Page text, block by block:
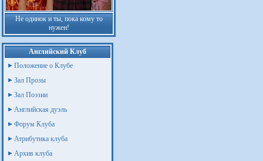
Не одинок и ты, пока кому то
нужен!
Английский Клуб
Положение о Клубе
Зал Прозы
Зал Поэзии
Английская дуэль
Форум Клуба
Атрибутика клуба
Архив клуба